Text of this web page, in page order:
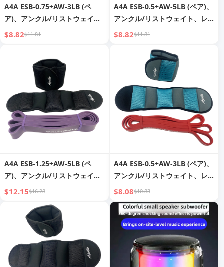
A4A ESB-0.75+AW-3LB (ペ
ア)、アンクル/リストウェイ
ト、レジスタンスバンド、プル
トネス、トレーニング、理学療
法用ロングレジスタンスバンド
セット 男女兼用
$8.82$11.81
A4A ESB-0.5+AW-5LB (ペア)、
アンクル/リストウェイト、レ
ジスタンスバンド、プルアップ
ド、ワークアウト、フィットネ
ス、トレーニング、理学療法用
ロングレジスタンスバンドセッ
ト (男女兼用)
$8.82$11.81
A4A ESB-1.25+AW-5LB (ペ
ア)、アンクル/リストウェイ
ト、レジスタンスバンド、プル
バンド、ワークアウト、フィッ
トネス、トレーニング、理学療
法用ロングレジスタンスバンド
セット (男女兼用)
$12.15$16.28
A4A ESB-0.5+AW-3LB (ペア)、
アンクル/リストウェイト、レ
ジスタンスバンド、プルアップ
アシスト、エクササイズバン
ド、ワークアウト、フィットネ
ス、トレーニング、理学療法用
ロングレジスタンスバンドセッ
ト (男女兼用)
$8.08$10.83